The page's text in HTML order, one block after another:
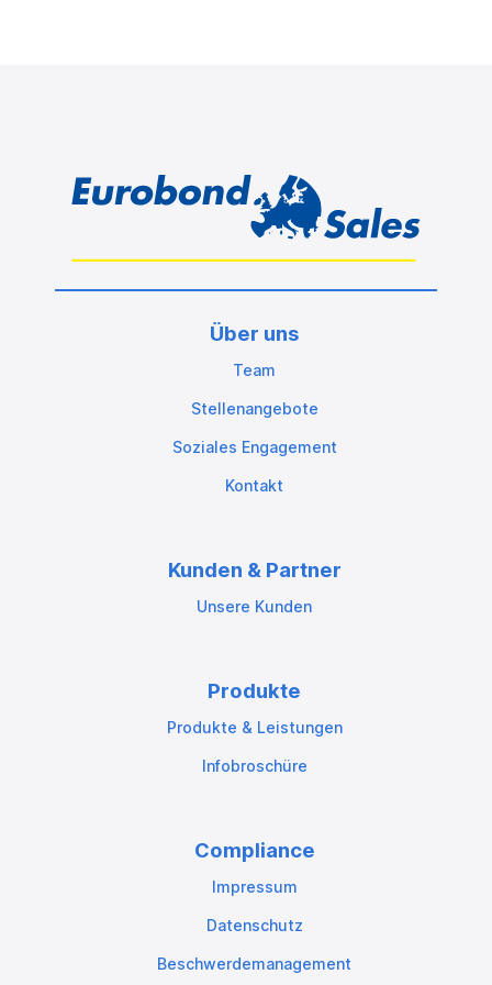
Über uns
Team
Stellenangebote
Soziales Engagement
Kontakt
Kunden & Partner
Unsere Kunden
Produkte
Produkte & Leistungen
Infobroschüre
Compliance
Impressum
Datenschutz
Beschwerdemanagement